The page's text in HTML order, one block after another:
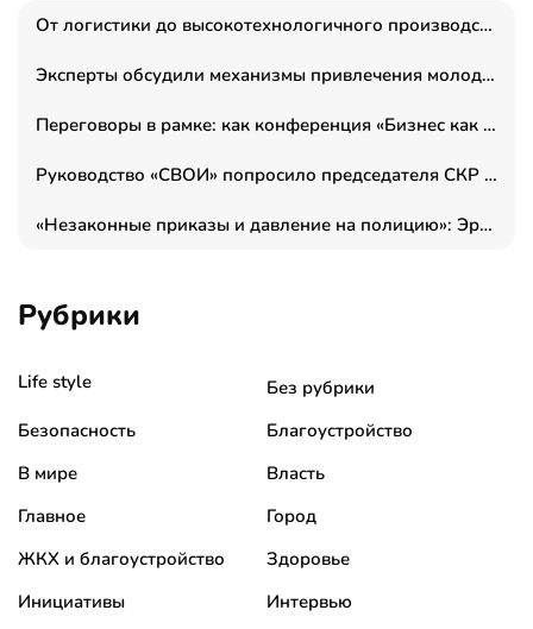
От логистики до высокотехнологичного производства: как основатель “гагаринга” выстраивает экосистему безопасности и гражданских БПЛА
Эксперты обсудили механизмы привлечения молодых специалистов в промышленные города
Переговоры в рамке: как конференция «Бизнес как искусство» переформатирует деловой этикет в стенах ТПП РФ
Руководство «СВОИ» попросило председателя СКР дать правовую оценку обысков в тыловом штабе
«Незаконные приказы и давление на полицию»: Эрнеста Султанова задержали у посольства Израиля во время одиночного пикета
Рубрики
Life style
Без рубрики
Безопасность
Благоустройство
В мире
Власть
Главное
Город
ЖКХ и благоустройство
Здоровье
Инициативы
Интервью